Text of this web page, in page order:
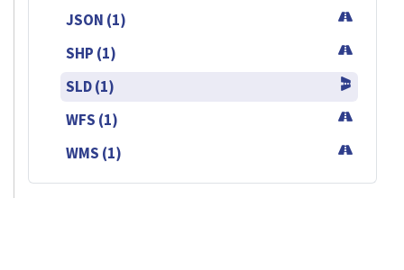
JSON (1)
SHP (1)
SLD (1)
WFS (1)
WMS (1)